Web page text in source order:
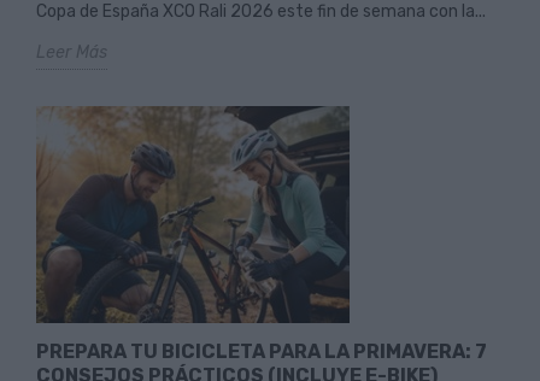
Copa de España XCO Rali 2026 este fin de semana con la...
Leer Más
PREPARA TU BICICLETA PARA LA PRIMAVERA: 7
CONSEJOS PRÁCTICOS (INCLUYE E-BIKE)